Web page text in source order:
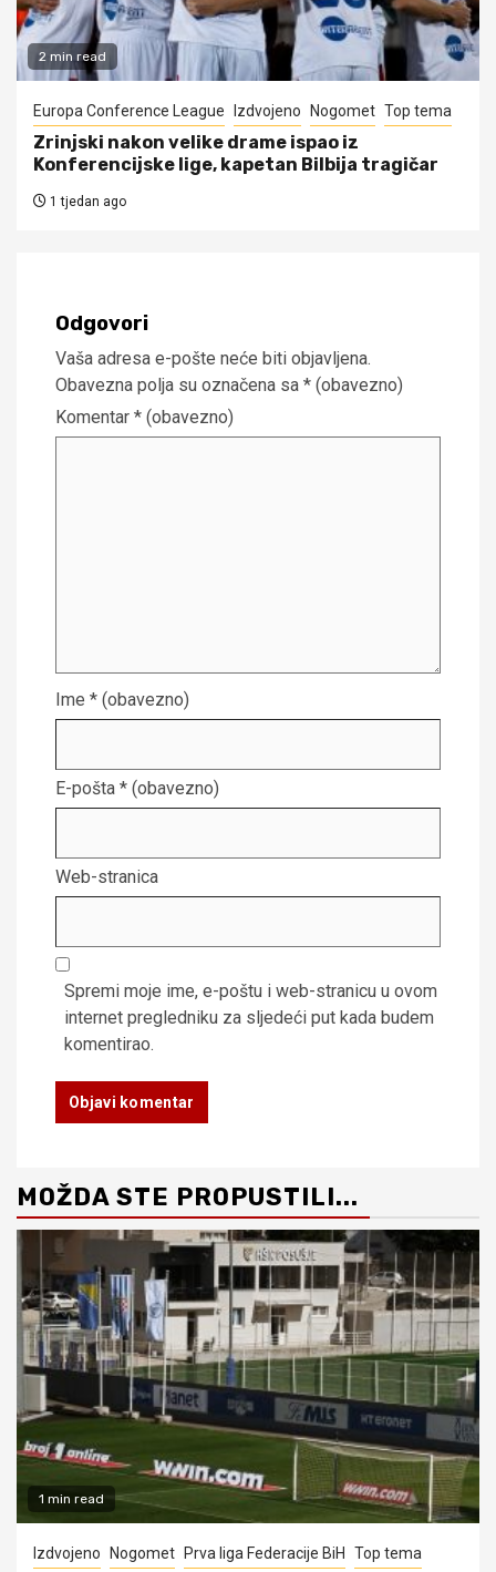
2 min read
Europa Conference League Izdvojeno Nogomet Top tema
Zrinjski nakon velike drame ispao iz
Konferencijske lige, kapetan Bilbija tragičar
1 tjedan ago
Odgovori
Vaša adresa e-pošte neće biti objavljena.
Obavezna polja su označena sa * (obavezno)
Komentar * (obavezno)
Ime * (obavezno)
E-pošta * (obavezno)
Web-stranica
Spremi moje ime, e-poštu i web-stranicu u ovom
internet pregledniku za sljedeći put kada budem
komentirao.
MOŽDA STE PROPUSTILI...
1 min read
Izdvojeno Nogomet Prva liga Federacije BiH Top tema